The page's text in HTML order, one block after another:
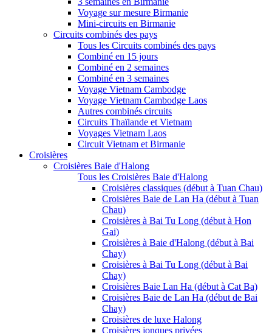
Voyage sur mesure Birmanie
Mini-circuits en Birmanie
Circuits combinés des pays
Tous les Circuits combinés des pays
Combiné en 15 jours
Combiné en 2 semaines
Combiné en 3 semaines
Voyage Vietnam Cambodge
Voyage Vietnam Cambodge Laos
Autres combinés circuits
Circuits Thaïlande et Vietnam
Voyages Vietnam Laos
Circuit Vietnam et Birmanie
Croisières
Croisières Baie d'Halong
Tous les Croisières Baie d'Halong
Croisières classiques (début à Tuan Chau)
Croisières Baie de Lan Ha (début à Tuan
Chau)
Croisières à Bai Tu Long (début à Hon
Gai)
Croisières à Baie d'Halong (début à Bai
Chay)
Croisières à Bai Tu Long (début à Bai
Chay)
Croisières Baie Lan Ha (début à Cat Ba)
Croisières Baie de Lan Ha (début de Bai
Chay)
Croisières de luxe Halong
Croisières jonques privées